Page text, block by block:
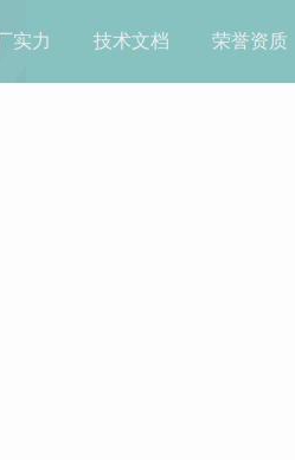
实力 技术文档 荣誉资质